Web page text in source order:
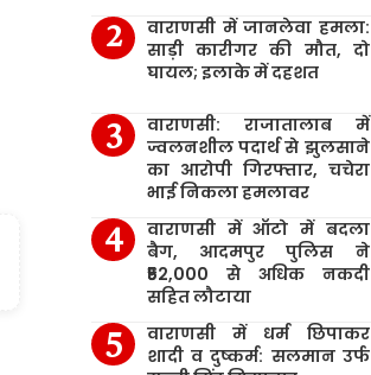
वाराणसी में जानलेवा हमला:
साड़ी कारीगर की मौत, दो
घायल; इलाके में दहशत
वाराणसी: राजातालाब में
ज्वलनशील पदार्थ से झुलसाने
का आरोपी गिरफ्तार, चचेरा
भाई निकला हमलावर
वाराणसी में ऑटो में बदला
बैग, आदमपुर पुलिस ने
₹52,000 से अधिक नकदी
सहित लौटाया
वाराणसी में धर्म छिपाकर
शादी व दुष्कर्म: सलमान उर्फ